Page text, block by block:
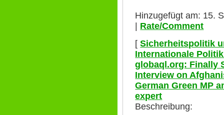
Hinzugefügt am: 15.
| Rate/Comment
[Sicherheitspolitik
Internationale
globaql.org: Finally
Interview on
German Green MP
expert
Beschreibung: